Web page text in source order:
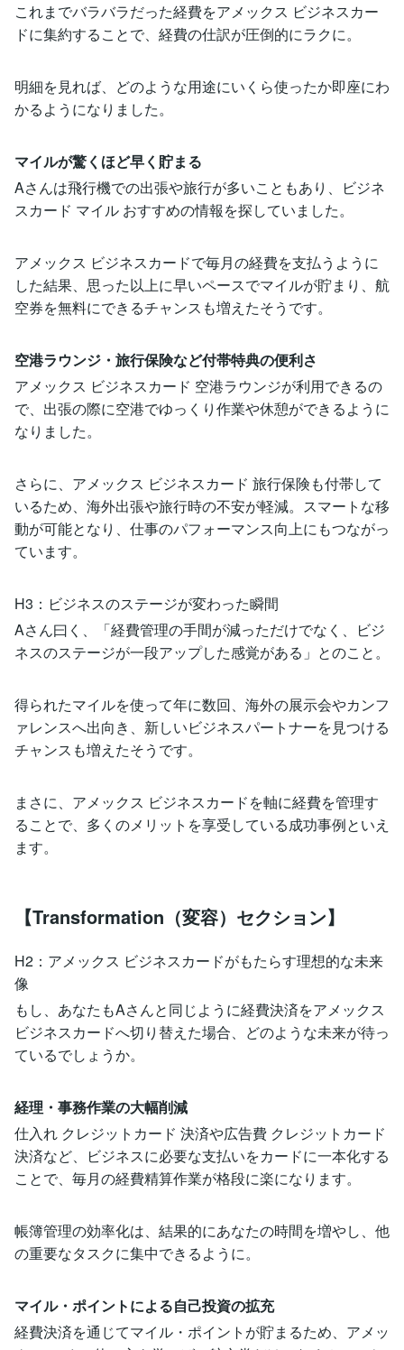
これまでバラバラだった経費をアメックス ビジネスカー
ドに集約することで、経費の仕訳が圧倒的にラクに。
明細を見れば、どのような用途にいくら使ったか即座にわ
かるようになりました。
マイルが驚くほど早く貯まる
Aさんは飛行機での出張や旅行が多いこともあり、ビジネ
スカード マイル おすすめの情報を探していました。
アメックス ビジネスカードで毎月の経費を支払うように
した結果、思った以上に早いペースでマイルが貯まり、航
空券を無料にできるチャンスも増えたそうです。
空港ラウンジ・旅行保険など付帯特典の便利さ
アメックス ビジネスカード 空港ラウンジが利用できるの
で、出張の際に空港でゆっくり作業や休憩ができるように
なりました。
さらに、アメックス ビジネスカード 旅行保険も付帯して
いるため、海外出張や旅行時の不安が軽減。スマートな移
動が可能となり、仕事のパフォーマンス向上にもつながっ
ています。
H3：ビジネスのステージが変わった瞬間
Aさん曰く、「経費管理の手間が減っただけでなく、ビジ
ネスのステージが一段アップした感覚がある」とのこと。
得られたマイルを使って年に数回、海外の展示会やカンフ
ァレンスへ出向き、新しいビジネスパートナーを見つける
チャンスも増えたそうです。
まさに、アメックス ビジネスカードを軸に経費を管理す
ることで、多くのメリットを享受している成功事例といえ
ます。
【Transformation（変容）セクション】
H2：アメックス ビジネスカードがもたらす理想的な未来
像
もし、あなたもAさんと同じように経費決済をアメックス
ビジネスカードへ切り替えた場合、どのような未来が待っ
ているでしょうか。
経理・事務作業の大幅削減
仕入れ クレジットカード 決済や広告費 クレジットカード
決済など、ビジネスに必要な支払いをカードに一本化する
ことで、毎月の経費精算作業が格段に楽になります。
帳簿管理の効率化は、結果的にあなたの時間を増やし、他
の重要なタスクに集中できるように。
マイル・ポイントによる自己投資の拡充
経費決済を通じてマイル・ポイントが貯まるため、アメッ